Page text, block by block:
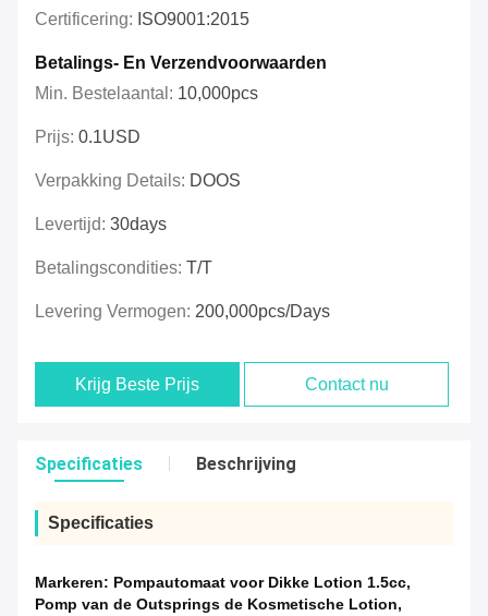
Certificering: ISO9001:2015
Betalings- En Verzendvoorwaarden
Min. Bestelaantal: 10,000pcs
Prijs: 0.1USD
Verpakking Details: DOOS
Levertijd: 30days
Betalingscondities: T/T
Levering Vermogen: 200,000pcs/days
Krijg Beste Prijs Contact nu
Specificaties Beschrijving
Specificaties
Markeren: Pompautomaat voor Dikke Lotion 1.5cc,
Pomp van de Outsprings de Kosmetische Lotion,